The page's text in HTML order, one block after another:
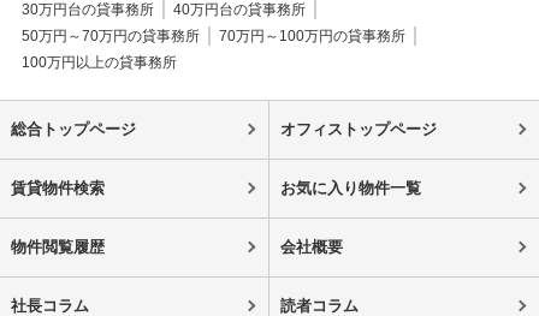
30万円台の貸事務所
40万円台の貸事務所
50万円～70万円の貸事務所
70万円～100万円の貸事務所
100万円以上の貸事務所
総合トップページ オフィストップページ
賃貸物件検索 お気に入り物件一覧
物件閲覧履歴 会社概要
社長コラム 読者コラム